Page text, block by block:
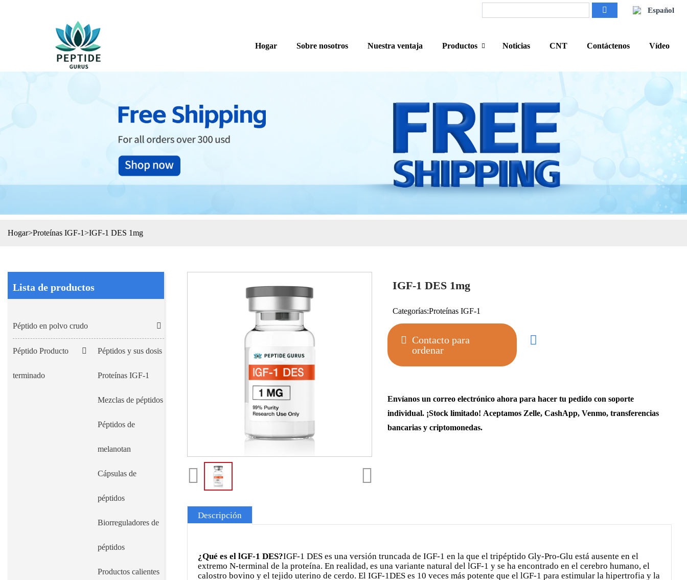
Español
Hogar Sobre nosotros Nuestra ventaja Productos Noticias CNT Contáctenos Vídeo
Hogar>Proteínas IGF-1>IGF-1 DES 1mg
Lista de productos
Péptido en polvo crudo
Péptido Producto
terminado
Péptidos y sus dosis
Proteínas IGF-1
Mezclas de péptidos
Péptidos de
melanotan
Cápsulas de
péptidos
Biorreguladores de
péptidos
Productos calientes
IGF-1 DES 1mg
Categorías:Proteínas IGF-1
Contacto para
ordenar
Envíanos un correo electrónico ahora para hacer tu pedido con soporte
individual. ¡Stock limitado! Aceptamos Zelle, CashApp, Venmo, transferencias
bancarias y criptomonedas.
Descripción
¿Qué es el lGF-1 DES?IGF-1 DES es una versión truncada de IGF-1 en la que el tripéptido Gly-Pro-Glu está ausente en el
extremo N-terminal de la proteína. En realidad, es una variante natural del lGF-1 y se ha encontrado en el cerebro humano, el
calostro bovino y el tejido uterino de cerdo. El IGF-1DES es 10 veces más potente que el lGF-1 para estimular la hipertrofia y la